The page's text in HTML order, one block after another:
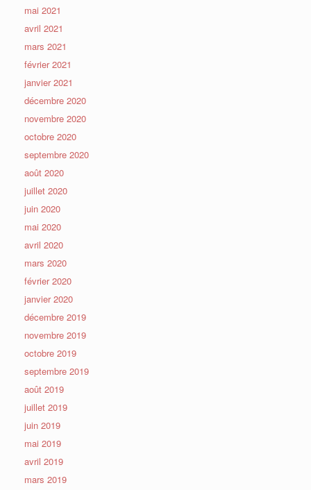
mai 2021
avril 2021
mars 2021
février 2021
janvier 2021
décembre 2020
novembre 2020
octobre 2020
septembre 2020
août 2020
juillet 2020
juin 2020
mai 2020
avril 2020
mars 2020
février 2020
janvier 2020
décembre 2019
novembre 2019
octobre 2019
septembre 2019
août 2019
juillet 2019
juin 2019
mai 2019
avril 2019
mars 2019